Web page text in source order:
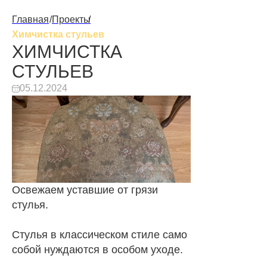
Главная/Проекты/
Химчистка стульев
ХИМЧИСТКА
СТУЛЬЕВ
05.12.2024
Освежаем уставшие от грязи
стулья.
Стулья в классическом стиле само
собой нуждаются в особом уходе.